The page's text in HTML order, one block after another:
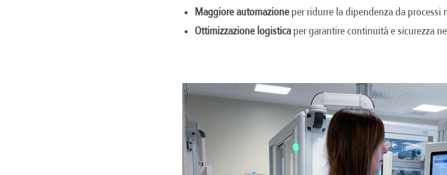
Maggiore automazioneper ridurre la dipendenza da processi
Ottimizzazione logisticaper garantire continuità e sicurezza